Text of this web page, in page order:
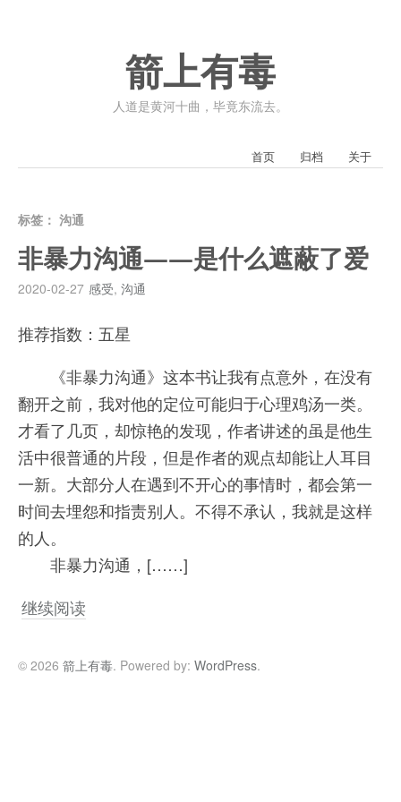
箭上有毒
人道是黄河十曲，毕竟东流去。
首页 归档 关于
标签： 沟通
非暴力沟通——是什么遮蔽了爱
2020-02-27 感受, 沟通
推荐指数：五星
《非暴力沟通》这本书让我有点意外，在没有
翻开之前，我对他的定位可能归于心理鸡汤一类。
才看了几页，却惊艳的发现，作者讲述的虽是他生
活中很普通的片段，但是作者的观点却能让人耳目
一新。大部分人在遇到不开心的事情时，都会第一
时间去埋怨和指责别人。不得不承认，我就是这样
的人。
非暴力沟通，[……]
继续阅读
© 2026 箭上有毒. Powered by: WordPress.